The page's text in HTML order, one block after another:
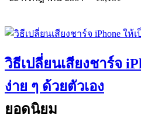
วิธีเปลี่ยนเสียงชาร์จ
ง่าย ๆ ด้วยตัวเอง
ยอดนิยม